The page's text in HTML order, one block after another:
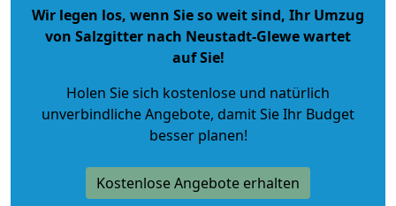
Wir legen los, wenn Sie so weit sind, Ihr Umzug
von Salzgitter nach Neustadt-Glewe wartet
auf Sie!
Holen Sie sich kostenlose und natürlich
unverbindliche Angebote, damit Sie Ihr Budget
besser planen!
Kostenlose Angebote erhalten